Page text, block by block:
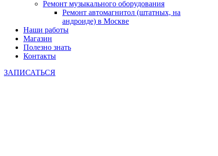
Ремонт музыкального оборудования
Ремонт автомагнитол (штатных, на
андроиде) в Москве
Наши работы
Магазин
Полезно знать
Контакты
ЗАПИСАТЬСЯ